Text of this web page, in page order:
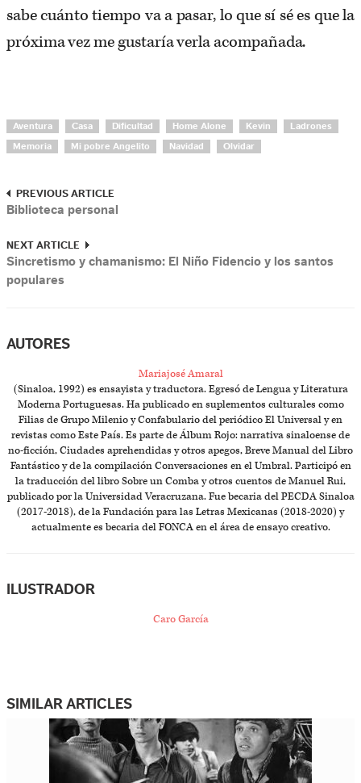
sabe cuánto tiempo va a pasar, lo que sí sé es que la
próxima vez me gustaría verla acompañada.
Aventura Casa Dificultad Home Alone Kevin Ladrones
Memoria Mi pobre Angelito Navidad Olvidar
PREVIOUS ARTICLE
Biblioteca personal
NEXT ARTICLE
Sincretismo y chamanismo: El Niño Fidencio y los santos
populares
AUTORES
Mariajosé Amaral
(Sinaloa, 1992) es ensayista y traductora. Egresó de Lengua y Literatura
Moderna Portuguesas. Ha publicado en suplementos culturales como
Filias de Grupo Milenio y Confabulario del periódico El Universal y en
revistas como Este País. Es parte de Álbum Rojo: narrativa sinaloense de
no-ficción, Ciudades aprehendidas y otros apegos, Breve Manual del Libro
Fantástico y de la compilación Conversaciones en el Umbral. Participó en
la traducción del libro Sobre un Comba y otros cuentos de Manuel Rui,
publicado por la Universidad Veracruzana. Fue becaria del PECDA Sinaloa
(2017-2018), de la Fundación para las Letras Mexicanas (2018-2020) y
actualmente es becaria del FONCA en el área de ensayo creativo.
ILUSTRADOR
Caro García
SIMILAR ARTICLES